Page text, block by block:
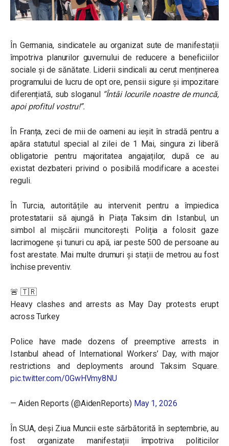
În Germania, sindicatele au organizat sute de manifestații
împotriva planurilor guvernului de reducere a beneficiilor
sociale și de sănătate. Liderii sindicali au cerut menținerea
programului de lucru de opt ore, pensii sigure și impozitare
diferențiată, sub sloganul “Întâi locurile noastre de muncă,
apoi profitul vostru!”.
În Franța, zeci de mii de oameni au ieșit în stradă pentru a
apăra statutul special al zilei de 1 Mai, singura zi liberă
obligatorie pentru majoritatea angajaților, după ce au
existat dezbateri privind o posibilă modificare a acestei
reguli.
În Turcia, autoritățile au intervenit pentru a împiedica
protestatarii să ajungă în Piața Taksim din Istanbul, un
simbol al mișcării muncitorești. Poliția a folosit gaze
lacrimogene și tunuri cu apă, iar peste 500 de persoane au
fost arestate. Mai multe drumuri și stații de metrou au fost
închise preventiv.
🚨 🇹🇷
Heavy clashes and arrests as May Day protests erupt
across Turkey
Police have made dozens of preemptive arrests in
Istanbul ahead of International Workers’ Day, with major
restrictions and deployments around Taksim Square.
pic.twitter.com/0GwHVmy8NU
— Aiden Reports (@AidenReports) May 1, 2026
În SUA, deși Ziua Muncii este sărbătorită în septembrie, au
fost organizate manifestații împotriva politicilor